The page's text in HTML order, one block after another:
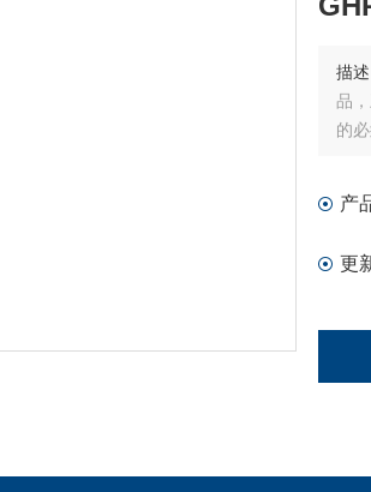
描述
品
的必
产
更